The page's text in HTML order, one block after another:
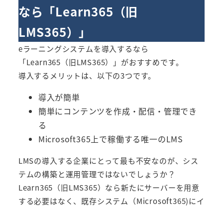
なら「Learn365（旧
LMS365） 」
eラーニングシステムを導入するなら
「Learn365（旧LMS365）
」がおすすめです。
導入するメリットは、以下の3つです。
導入が簡単
簡単にコンテンツを作成・配信・管理でき
る
Microsoft365上で稼働する唯一のLMS
LMSの導入する企業にとって最も不安なのが、シス
テムの構築と運用管理ではないでしょうか？
Learn365（旧LMS365） なら新たにサーバーを用意
する必要はなく、既存システム（Microsoft365)にイ